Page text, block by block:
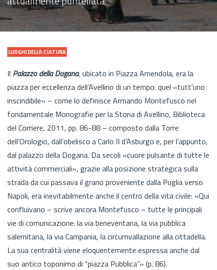
LUOGHI DELLA CULTURA
Il Palazzo della Dogana, ubicato in Piazza Amendola, era la
piazza per eccellenza dell’Avellino di un tempo: quel «tutt’uno
inscindibile» – come lo definisce Armando Montefusco nel
fondamentale Monografie per la Storia di Avellino, Biblioteca
del Corriere, 2011, pp. 86-88 – composto dalla Torre
dell’Orologio, dall’obelisco a Carlo II d’Asburgo e, per l’appunto,
dal palazzo della Dogana. Da secoli «cuore pulsante di tutte le
attività commerciali», grazie alla posizione strategica sulla
strada da cui passava il grano proveniente dalla Puglia verso
Napoli, era inevitabilmente anche il centro della vita civile: «Qui
confluivano – scrive ancora Montefusco – tutte le principali
vie di comunicazione: la via beneventana, la via pubblica
salernitana, la via Campania, la circumvallazione alla cittadella.
La sua centralità viene eloquentemente espressa anche dal
suo antico toponimo di “piazza Pubblica”» (p. 86).